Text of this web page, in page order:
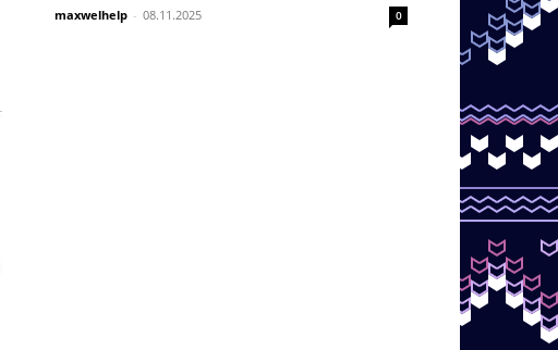
maxwelhelp - 08.11.2025 0